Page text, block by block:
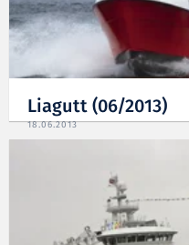
Liagutt (06/2013)
18.06.2013